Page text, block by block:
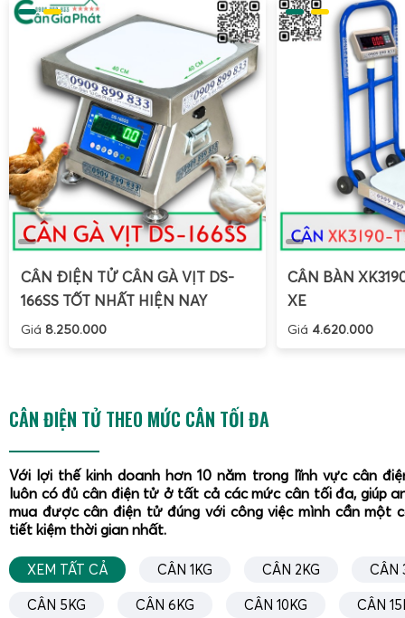
CÂN ĐIỆN TỬ CÂN GÀ VỊT DS-
166SS TỐT NHẤT HIỆN NAY
Giá 8.250.000
CÂN BÀN
XE
Giá 4.620.000
CÂN ĐIỆN TỬ THEO MỨC CÂN TỐI ĐA
Với lợi thế kinh doanh hơn 10 năm trong lĩnh vực cân
luôn có đủ cân điện tử ở tất cả các mức cân tối đa, giúp
mua được cân điện tử đúng với công việc mình cần một
tiết kiệm thời gian nhất.
XEM TẤT CẢ CÂN 1KG CÂN 2KG CÂN
CÂN 5KG CÂN 6KG CÂN 10KG CÂN